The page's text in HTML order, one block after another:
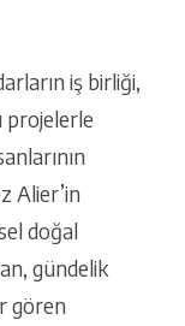
iş birliği,
projelerle
Alier’in
doğal
gündelik
gören